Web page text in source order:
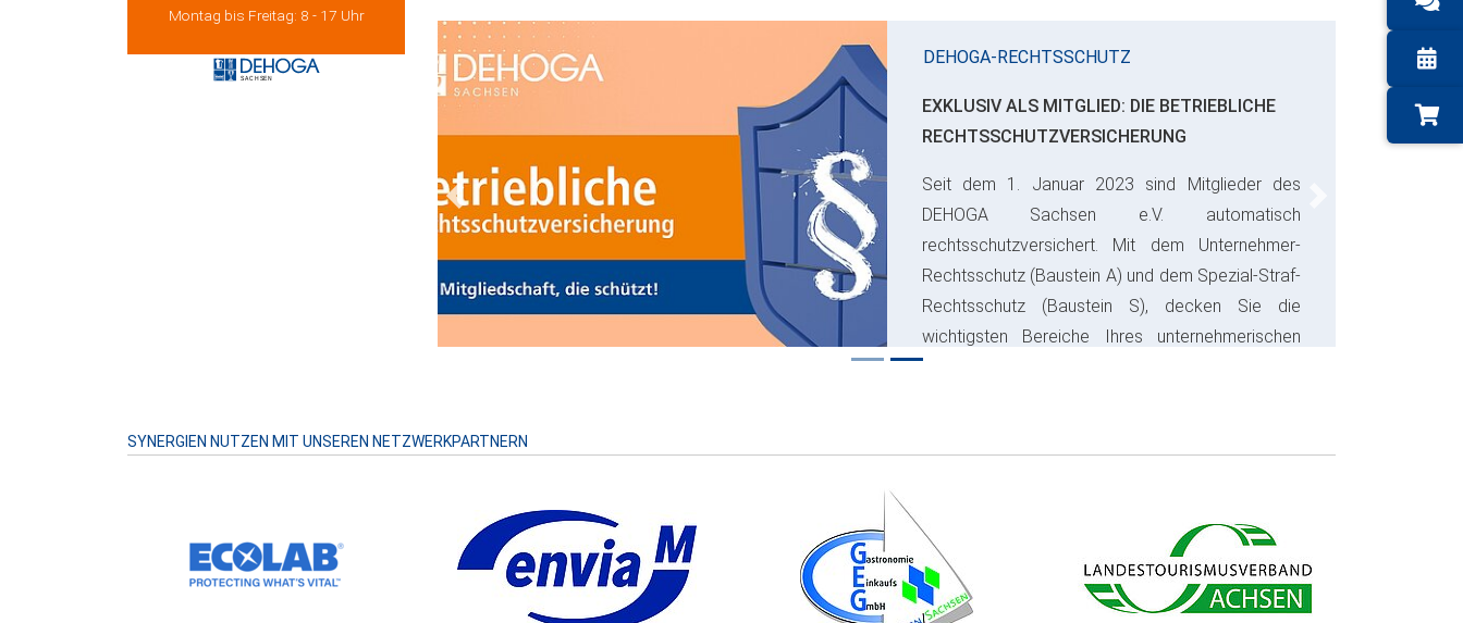
Montag bis Freitag: 8 - 17 Uhr
DEHOGA-RECHTSSCHUTZ
EXKLUSIV ALS MITGLIED: DIE BETRIEBLICHE
RECHTSSCHUTZVERSICHERUNG
Seit dem 1. Januar 2023 sind Mitglieder des
DEHOGA Sachsen e.V. automatisch
rechtsschutzversichert. Mit dem Unternehmer-
Rechtsschutz (Baustein A) und dem Spezial-Straf-
Rechtsschutz (Baustein S), decken Sie die
wichtigsten Bereiche Ihres unternehmerischen
Risikos ab und sparen bares Geld.
Previous
SYNERGIEN NUTZEN MIT UNSEREN NETZWERKPARTNERN